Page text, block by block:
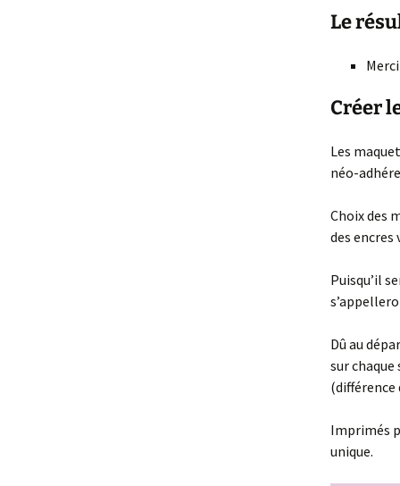
Le
Créer
Les
néo-
Choix des
des
Puisqu’il
Dû au
sur
(différence
Imprimés
unique.